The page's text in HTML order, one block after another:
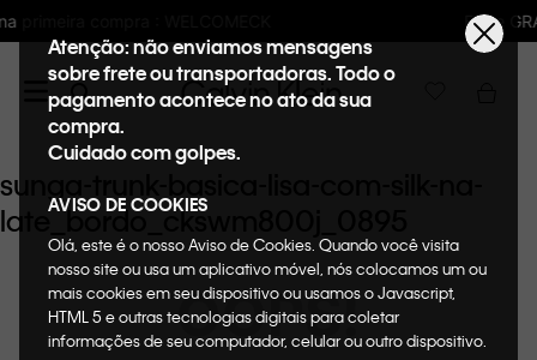
Frete GRÁTIS nas compras acima
Atenção: não enviamos mensagens
sobre frete ou transportadoras. Todo o
pagamento acontece no ato da sua
compra.
Cuidado com golpes.
AVISO DE COOKIES
Olá, este é o nosso Aviso de Cookies. Quando você visita
nosso site ou usa um aplicativo móvel, nós colocamos um ou
mais cookies em seu dispositivo ou usamos o Javascript,
HTML 5 e outras tecnologias digitais para coletar
informações de seu computador, celular ou outro dispositivo.
sunga-trunk-basica-lisa-com-silk-na-
late_bordo_ckswm800j_0895
OOPS!